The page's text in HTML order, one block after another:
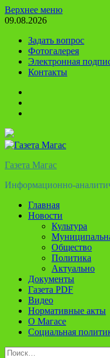
Перейти
к
Верхнее меню
09.08.2026
Задать вопрос
Фотогалерея
Электронная
Контакты
Газета Магас
Информационно-
Главная
Новости
Культура
Общество
Политика
Актуально
Документы
Газета PDF
Видео
Нормативные акты
О Магасе
Социальная
Найти: